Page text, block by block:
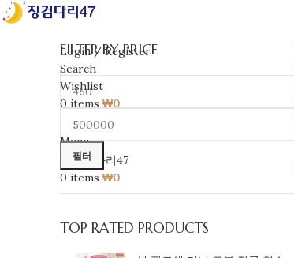
Login / Register
Search
Wishlist
0 items ₩0
ENG
Menu
0 items ₩0
FILTER BY PRICE
필터
TOP RATED PRODUCTS